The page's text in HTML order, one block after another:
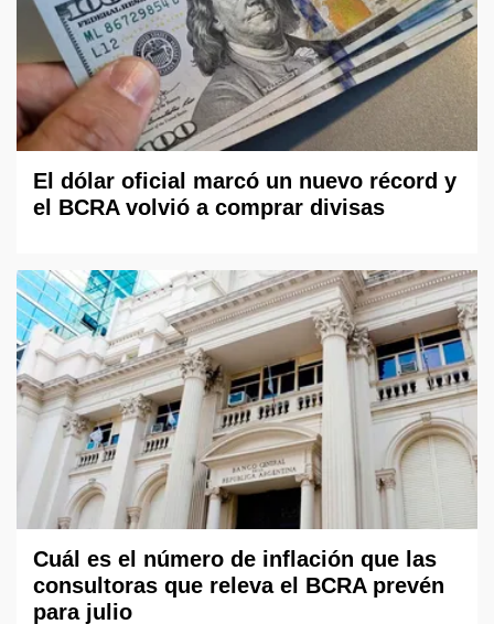
El dólar oficial marcó un nuevo récord y
el BCRA volvió a comprar divisas
Cuál es el número de inflación que las
consultoras que releva el BCRA prevén
para julio